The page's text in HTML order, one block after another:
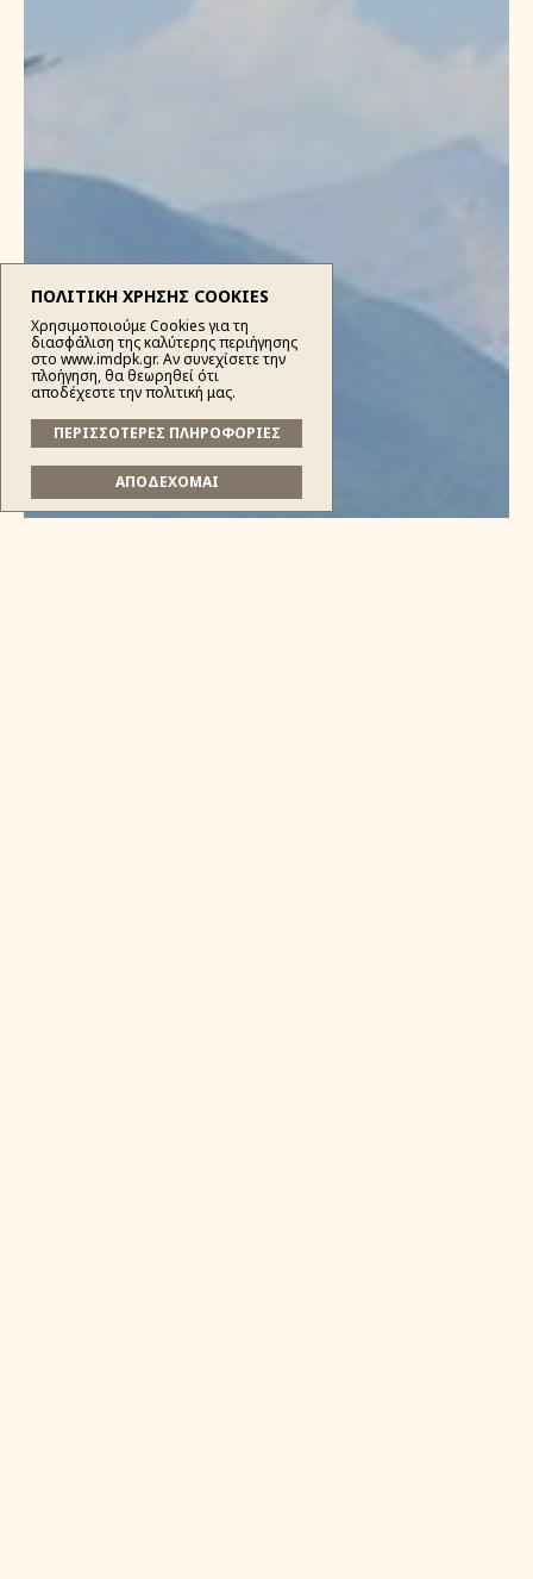
ΠΟΛΙΤΙΚΗ ΧΡΗΣΗΣ COOKIES
Χρησιμοποιούμε Cookies για τη
διασφάλιση της καλύτερης περιήγησης
στο www.imdpk.gr. Αν συνεχίσετε την
πλοήγηση, θα θεωρηθεί ότι
αποδέχεστε την πολιτική μας.
ΠΕΡΙΣΣΟΤΕΡΕΣ ΠΛΗΡΟΦΟΡΙΕΣ
ΑΠΟΔΕΧΟΜΑΙ